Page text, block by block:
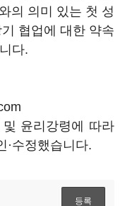
의 의미 있는 첫 성
협업에 대한 약속
다.
윤리강령에 따라
·수정했습니다.